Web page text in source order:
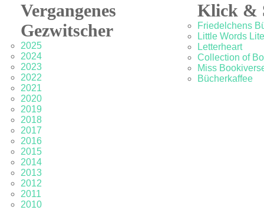
Vergangenes
Gezwitscher
2025
2024
2023
2022
2021
2020
2019
2018
2017
2016
2015
2014
2013
2012
2011
2010
Klick &
Friedelchens
Little Words
Letterheart
Collection of
Miss
Bücherkaffee